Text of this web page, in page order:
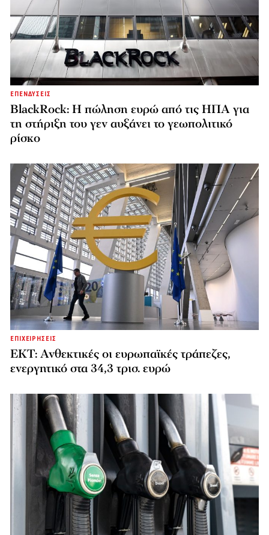
ΕΠΕΝΔΥΣΕΙΣ
BlackRock: Η πώληση ευρώ από τις ΗΠΑ για
τη στήριξη του γεν αυξάνει το γεωπολιτικό
ρίσκο
ΕΠΙΧΕΙΡΗΣΕΙΣ
ΕΚΤ: Ανθεκτικές οι ευρωπαϊκές τράπεζες,
ενεργητικό στα 34,3 τρισ. ευρώ